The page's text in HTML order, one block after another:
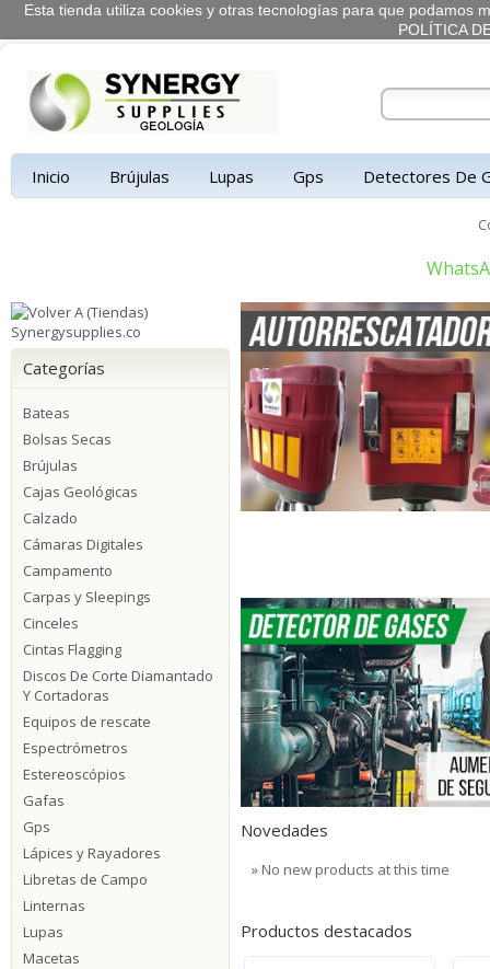
Inicio Brújulas Lupas Gps Detectores De
Novedades
» No new products at this time
Productos destacados
Categorías
Bateas
Bolsas Secas
Brújulas
Cajas Geológicas
Calzado
Cámaras Digitales
Campamento
Carpas y Sleepings
Cinceles
Cintas Flagging
Discos De Corte Diamantado
Y Cortadoras
Equipos de rescate
Espectrómetros
Estereoscópios
Gafas
Gps
Lápices y Rayadores
Libretas de Campo
Linternas
Lupas
Macetas
Esta tienda utiliza cookies y otras tecnologías para que podamos
POLÍTICA